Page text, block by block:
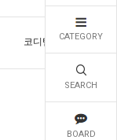
CATEGORY
SEARCH
BOARD
코디템 오늘발송